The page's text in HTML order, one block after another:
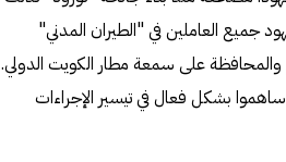
جميع العاملين في "الطيران المدني"
والمحافظة على سمعة مطار الكويت الدولي.
بشكل فعال في تيسير الإجراءات